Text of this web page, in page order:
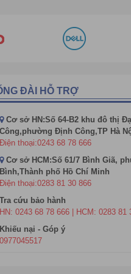
uống và 16% toàn thị trường
năng tạo nên cách mạng
xác, giảm chi phí nhân
ĐÀI HỖ TRỢ
Cơ sở HN:Số 64-B2 khu đô thị
Công,phường Định Công,TP Hà
Điện thoại:0243 68 78 666
Cơ sở HCM:Số 61/7 Bình Giã,
Bình,Thành phố Hồ Chí Minh
Điện thoại:0283 81 30 866
Tra cứu bảo hành
HN: 0243 68 78 666 | HCM: 0283 81
Khiếu nại - Góp ý
0977045517